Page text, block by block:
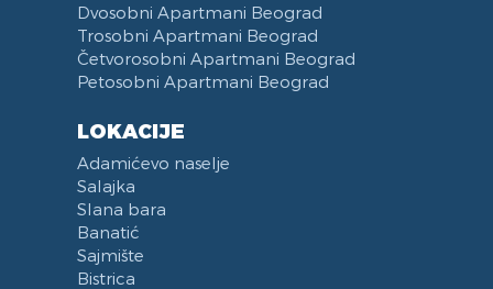
Posteljina
Peškiri
Zabranjeno pušenje
Kategorizovan
Vaučeri
Kuhinja u sklopu Dnevnog Boravka
Trpezarija
Trpezarijski Sto i Stolice
Aspirator
Posudje i Escajg
Dvosobni Apartmani Beograd
Trosobni Apartmani Beograd
Četvorosobni Apartmani Beograd
Petosobni Apartmani Beograd
LOKACIJE
Adamićevo naselje
Salajka
Slana bara
Banatić
Sajmište
Bistrica